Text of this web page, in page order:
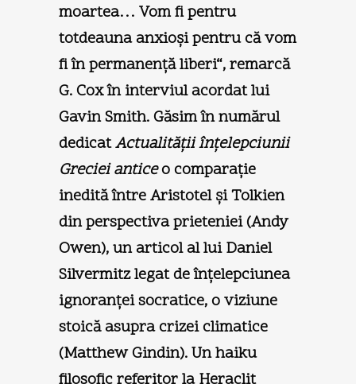
moartea… Vom fi pentru
totdeauna anxioşi pentru că vom
fi în permanenţă liberi“, remarcă
G. Cox în interviul acordat lui
Gavin Smith. Găsim în numărul
dedicatActualităţii înţelepciunii
Greciei anticeo comparaţie
inedită între Aristotel şi Tolkien
din perspectiva prieteniei (Andy
Owen), un articol al lui Daniel
Silvermitz legat de înţelepciunea
ignoranţei socratice, o viziune
stoică asupra crizei climatice
(Matthew Gindin). Un haiku